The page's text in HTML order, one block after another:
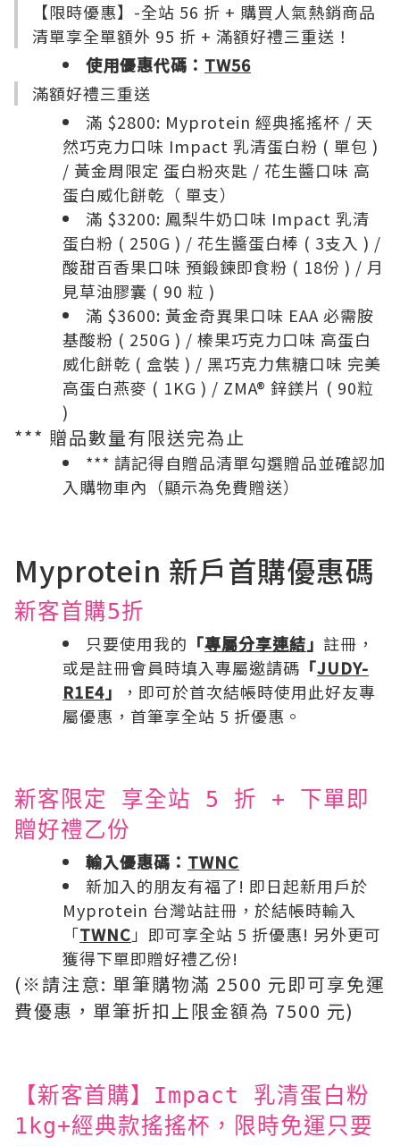
【限時優惠】-全站 56 折 + 購買人氣熱銷商品
清單享全單額外 95 折 + 滿額好禮三重送！
使用優惠代碼： TW56
滿額好禮三重送
滿 $2800: Myprotein 經典搖搖杯 / 天
然巧克力口味 Impact 乳清蛋白粉 ( 單包 )
/ 黃金周限定 蛋白粉夾匙 / 花生醬口味 高
蛋白威化餅乾（ 單支）
滿 $3200: 鳳梨牛奶口味 Impact 乳清
蛋白粉 ( 250G ) / 花生醬蛋白棒 ( 3支入 ) /
酸甜百香果口味 預鍛鍊即食粉 ( 18份 ) / 月
見草油膠囊 ( 90 粒 )
滿 $3600: 黃金奇異果口味 EAA 必需胺
基酸粉 ( 250G ) / 榛果巧克力口味 高蛋白
威化餅乾 ( 盒裝 ) / 黑巧克力焦糖口味 完美
高蛋白燕麥 ( 1KG ) / ZMA® 鋅鎂片 ( 90粒
)
*** 贈品數量有限送完為止
*** 請記得自贈品清單勾選贈品並確認加
入購物車內（顯示為免費贈送）
Myprotein 新戶首購優惠碼
新客首購5折
只要使用我的 「專屬分享連結 」 註冊，
或是註冊會員時填入專屬邀請碼 「JUDY-
R1E4」
，即可於首次結帳時使用此好友專
屬優惠，首筆享全站 5 折優惠。
新客限定 享全站 5 折 + 下單即
贈好禮乙份
輸入優惠碼： TWNC
新加入的朋友有福了! 即日起新用戶於
Myprotein 台灣站註冊，於結帳時輸入
「TWNC 」即可享全站 5 折優惠! 另外更可
獲得下單即贈好禮乙份!
(※請注意: 單筆購物滿 2500 元即可享免運
費優惠，單筆折扣上限金額為 7500 元)
【新客首購】Impact 乳清蛋白粉
1kg+經典款搖搖杯，限時免運只要